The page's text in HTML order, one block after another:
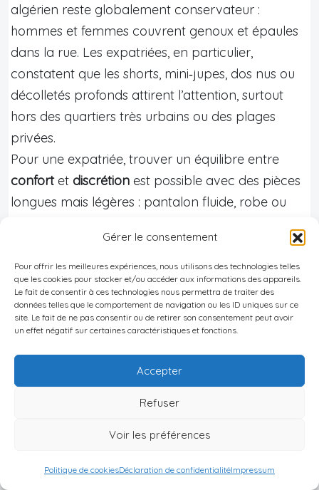
Gérer le consentement
Pour offrir les meilleures expériences, nous utilisons des technologies telles
que les cookies pour stocker et/ou accéder aux informations des appareils.
Le fait de consentir à ces technologies nous permettra de traiter des
données telles que le comportement de navigation ou les ID uniques sur ce
site. Le fait de ne pas consentir ou de retirer son consentement peut avoir
un effet négatif sur certaines caractéristiques et fonctions.
Accepter
Refuser
Voir les préférences
Politique de cookiesDéclaration de confidentialitéImpressum
algérien reste globalement conservateur :
hommes et femmes couvrent genoux et épaules
dans la rue. Les expatriées, en particulier,
constatent que les shorts, mini‑jupes, dos nus ou
décolletés profonds attirent l’attention, surtout
hors des quartiers très urbains ou des plages
privées.
Pour une expatriée, trouver un équilibre entre
confortet discrétion est possible avec des pièces
longues mais légères : pantalon fluide, robe ou
épaules, foulard léger à portée de main pour les
mosquées ou les quartiers plus traditionnels. À la
plage, le maillot de bain est toléré, mais un paréo
ou une robe de plage pour quitter le sable est
apprécié.
Les hommes, eux, ont une plus grande latitude,
porter un pantalon long ou un bermuda
tempêtes : apprendre à composer